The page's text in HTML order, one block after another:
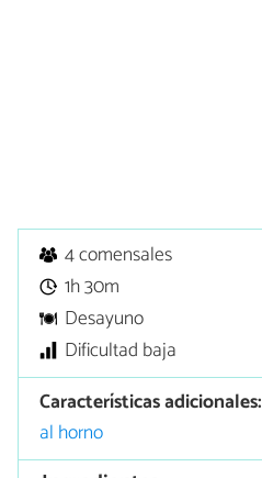
4 comensales
1h 30m
Desayuno
Dificultad baja
Características adicionales:
al horno